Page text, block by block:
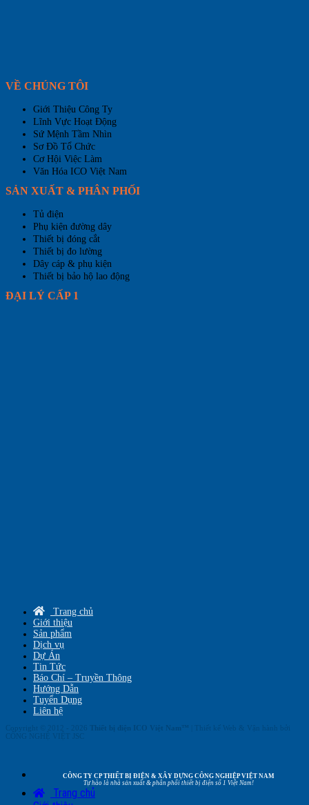
VỀ CHÚNG TÔI
Giới Thiệu Công Ty
Lĩnh Vực Hoạt Động
Sứ Mệnh Tầm Nhìn
Sơ Đồ Tổ Chức
Cơ Hội Việc Làm
Văn Hóa ICO Việt Nam
SẢN XUẤT & PHÂN PHỐI
Tủ điện
Phụ kiện đường dây
Thiết bị đóng cắt
Thiết bị đo lường
Dây cáp & phụ kiện
Thiết bị bảo hộ lao động
ĐẠI LÝ CẤP 1
Trang chủ
Giới thiệu
Sản phẩm
Dịch vụ
Dự Án
Tin Tức
Báo Chí – Truyền Thông
Hướng Dẫn
Tuyển Dụng
Liên hệ
Copyright © 2012 - 2026 Thiết bị điện ICO Việt Nam™ | Thiết kế Web & Vận hành bởi
CÔNG NGHỆ VIỆT JSC
CÔNG TY CP THIẾT BỊ ĐIỆN & XÂY DỰNG CÔNG NGHIỆP VIỆT NAM
Tự hào là nhà sản xuất & phân phối thiết bị điện số 1 Việt Nam!
Trang chủ